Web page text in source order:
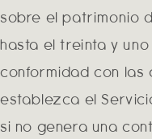
sobre el patrimonio
hasta el treinta y
conformidad con las
establezca el
si no genera una